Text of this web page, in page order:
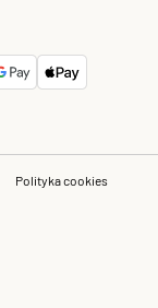
Polityka cookies